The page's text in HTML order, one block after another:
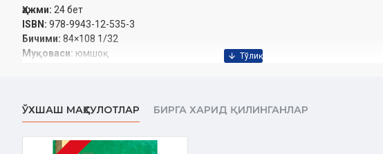
Ҳажми: 24 бет
ISBN: 978-9943-12-535-3
Бичими: 84×108 1/32
Муқоваси: юмшоқ
ЎХШАШ МАҲСУЛОТЛАР БИРГА ХАРИД ҚИЛИНГАНЛАР